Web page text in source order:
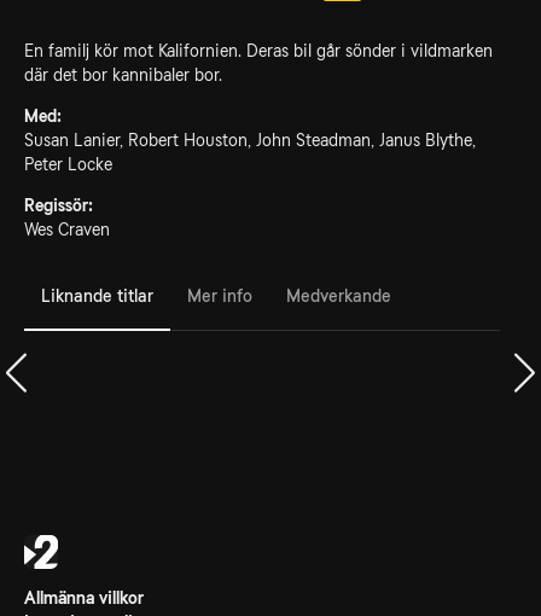
En familj kör mot Kalifornien. Deras bil går sönder i vildmarken
där det bor kannibaler bor.
Med:
Susan Lanier, Robert Houston, John Steadman, Janus Blythe,
Peter Locke
Regissör:
Wes Craven
Liknande titlar Mer info Medverkande
Allmänna villkor